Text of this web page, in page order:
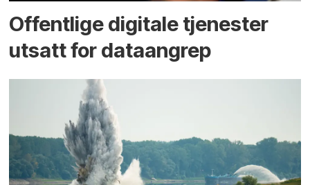
Offentlige digitale tjenester
utsatt for dataangrep